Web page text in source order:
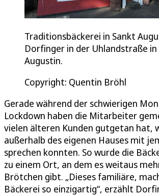
Traditionsbäckerei in Sankt
Dorfinger in der Uhlandstraße in
Augustin.
Copyright: Quentin Bröhl
Gerade während der schwierigen
Lockdown haben die Mitarbeiter
vielen älteren Kunden gutgetan hat,
außerhalb des eigenen Hauses mit
sprechen konnten. So wurde die
zu einem Ort, an dem es weitaus
Brötchen gibt. „Dieses familiäre,
Bäckerei so einzigartig“, erzählt